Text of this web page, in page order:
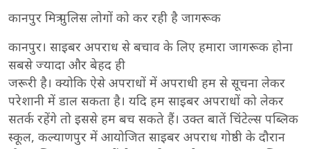
कानपुर मित्र पुलिस लोगों को कर रही है जागरूक
कानपुर। साइबर अपराध से बचाव के लिए हमारा जागरूक होना
सबसे ज्यादा और बेहद ही
जरूरी है। क्योकि ऐसे अपराधों में अपराधी हम से सूचना लेकर
परेशानी में डाल सकता है। यदि हम साइबर अपराधों को लेकर
सतर्क रहेंगे तो इससे हम बच सकते हैं। उक्त बातें चिंटेल्स पब्लिक
स्कूल, कल्याणपुर में आयोजित साइबर अपराध गोष्ठी के दौरान